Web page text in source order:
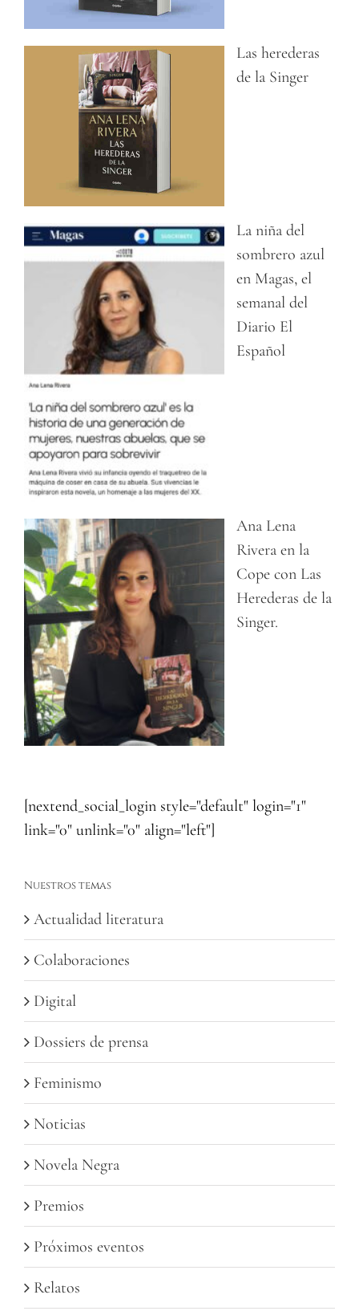
Las herederas
de la Singer
La niña del
sombrero azul
en Magas, el
semanal del
Diario El
Español
Ana Lena
Rivera en la
Cope con Las
Herederas de la
Singer.
[nextend_social_login style="default" login="1"
link="0" unlink="0" align="left"]
Nuestros temas
Actualidad literatura
Colaboraciones
Digital
Dossiers de prensa
Feminismo
Noticias
Novela Negra
Premios
Próximos eventos
Relatos